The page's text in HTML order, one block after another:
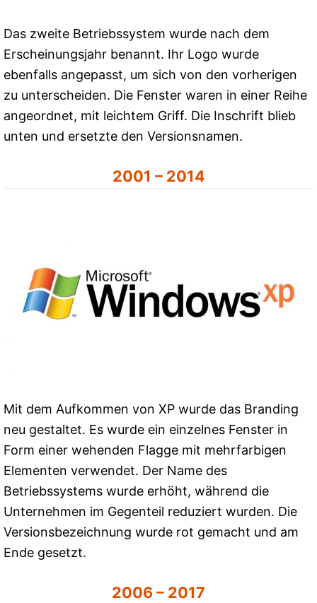
Das zweite Betriebssystem wurde nach dem
Erscheinungsjahr benannt. Ihr Logo wurde
ebenfalls angepasst, um sich von den vorherigen
zu unterscheiden. Die Fenster waren in einer Reihe
angeordnet, mit leichtem Griff. Die Inschrift blieb
unten und ersetzte den Versionsnamen.
2001 – 2014
Mit dem Aufkommen von XP wurde das Branding
neu gestaltet. Es wurde ein einzelnes Fenster in
Form einer wehenden Flagge mit mehrfarbigen
Elementen verwendet. Der Name des
Betriebssystems wurde erhöht, während die
Unternehmen im Gegenteil reduziert wurden. Die
Versionsbezeichnung wurde rot gemacht und am
Ende gesetzt.
2006 – 2017